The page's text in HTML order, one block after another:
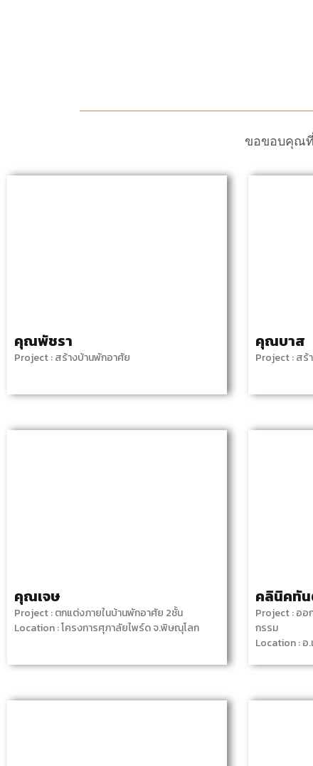
ขอขอบคุณที่
คุณพัชรา
Project : สร้างบ้านพักอาศัย
คุณบาส
Project : สร้
คุณเจษ
Project : ตกแต่งภายในบ้านพักอาศัย 2ชั้น
Location : โครงการศุภาลัยไพร์ด จ.พิษณุโลก
คลินิคทั
Project : ออ
กรรม
Location : อ